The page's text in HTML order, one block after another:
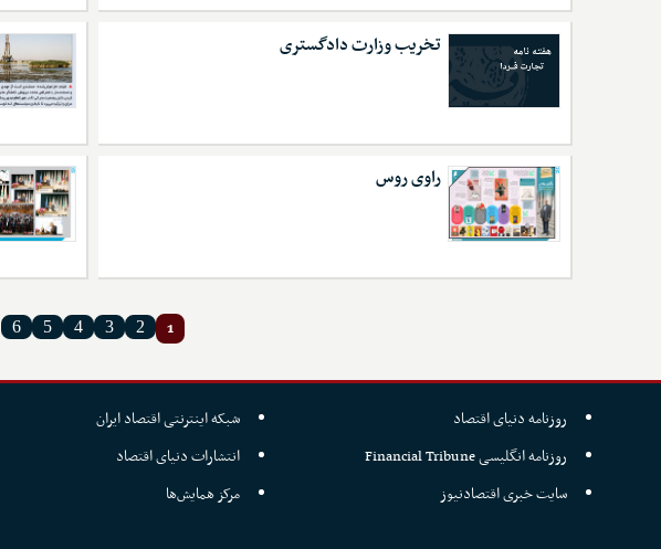
تخریب وزارت دادگستری
راوی روس
1
2
3
4
5
6
روزنامه دنیای اقتصاد
روزنامه انگلیسی Financial Tribune
سایت خبری اقتصادنیوز
شبکه اینترنتی اقتصاد ایران
انتشارات دنیای اقتصاد
مرکز همایش‌ها